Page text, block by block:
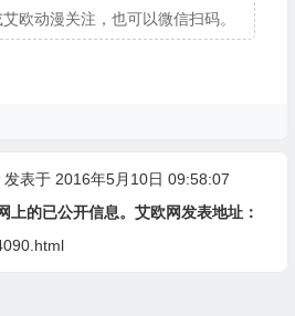
欧动漫关注，也可以微信扫码。
发表于 2016年5月10日 09:58:07
上的已公开信息。艾欧网发表地址：